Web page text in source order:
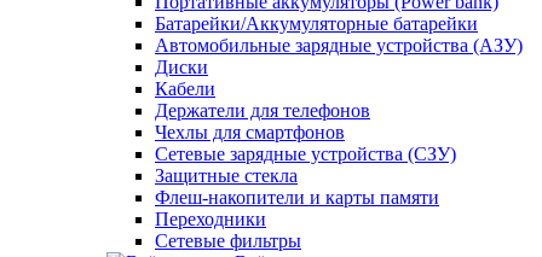
Батарейки/Аккумуляторные батарейки
Автомобильные зарядные устройства (АЗУ)
Диски
Кабели
Держатели для телефонов
Чехлы для смартфонов
Сетевые зарядные устройства (СЗУ)
Защитные стекла
Флеш-накопители и карты памяти
Переходники
Сетевые фильтры